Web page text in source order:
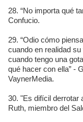
28. “No importa qué
Confucio.
29. “Odio cómo
cuando en realidad
cuando tengo una
qué hacer con ella” -
VaynerMedia.
30. "Es difícil derrotar
Ruth, miembro del